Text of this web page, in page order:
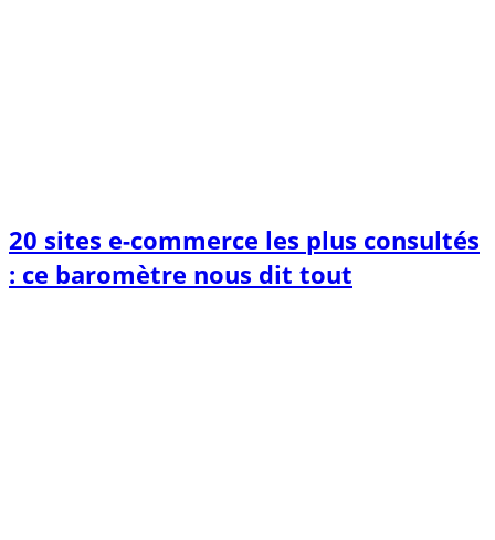
20 sites e-commerce les plus consultés
: ce baromètre nous dit tout